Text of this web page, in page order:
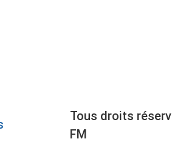
Tous droits
FM